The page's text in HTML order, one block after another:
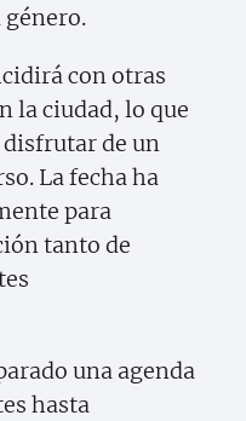
con otras
la ciudad, lo que
de un
La fecha ha
para
tanto de
una agenda
hasta